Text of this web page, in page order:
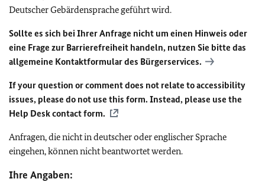
Deutscher Gebärdensprache geführt wird.
Sollte es sich bei Ihrer Anfrage nicht um einen Hinweis oder
eine Frage zur Barrierefreiheit handeln, nutzen Sie bitte das
allgemeine Kontaktformular des Bürgerservices.
If your question or comment does not relate to accessibility
issues, please do not use this form. Instead, please use the
Help Desk contact form.
Anfragen, die nicht in deutscher oder englischer Sprache
eingehen, können nicht beantwortet werden.
Ihre Angaben: